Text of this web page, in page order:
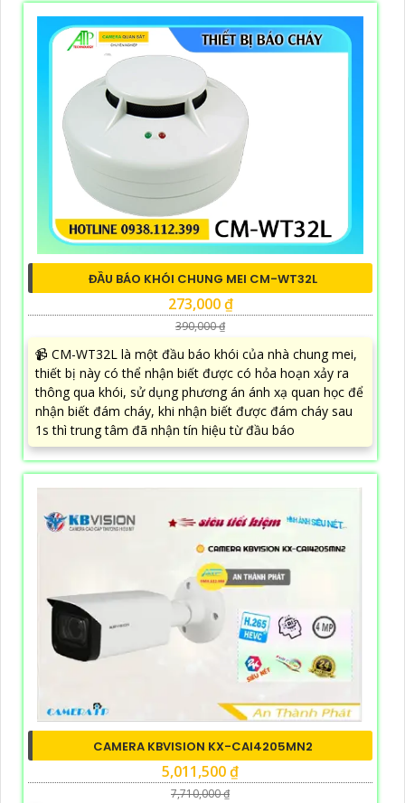
ĐẦU BÁO KHÓI CHUNG MEI CM-WT32L
273,000 ₫
390,000 ₫
📹 CM-WT32L là một đầu báo khói của nhà chung mei,
thiết bị này có thể nhận biết được có hỏa hoạn xảy ra
thông qua khói, sử dụng phương án ánh xạ quan học để
nhận biết đám cháy, khi nhận biết được đám cháy sau
1s thì trung tâm đã nhận tín hiệu từ đầu báo
CAMERA KBVISION KX-CAI4205MN2
5,011,500 ₫
7,710,000 ₫